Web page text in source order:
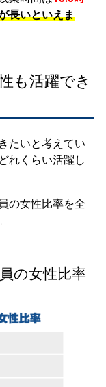
長いといえま
も活躍でき
たいと考えてい
れくらい活躍し
の女性比率を全
の女性比率